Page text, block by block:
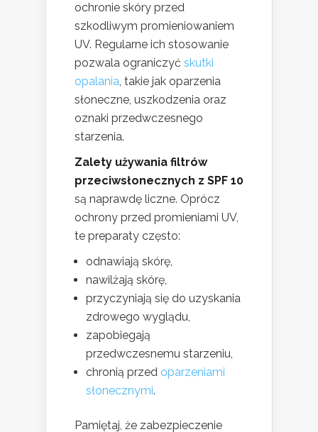
ochronie skóry przed
szkodliwym promieniowaniem
UV. Regularne ich stosowanie
pozwala ograniczyć skutki
opalania, takie jak oparzenia
słoneczne, uszkodzenia oraz
oznaki przedwczesnego
starzenia.
Zalety używania filtrów
przeciwsłonecznych z SPF 10
są naprawdę liczne. Oprócz
ochrony przed promieniami UV,
te preparaty często:
odnawiają skórę,
nawilżają skórę,
przyczyniają się do uzyskania
zdrowego wyglądu,
zapobiegają
przedwczesnemu starzeniu,
chronią przed oparzeniami
słonecznymi.
Pamiętaj, że zabezpieczenie